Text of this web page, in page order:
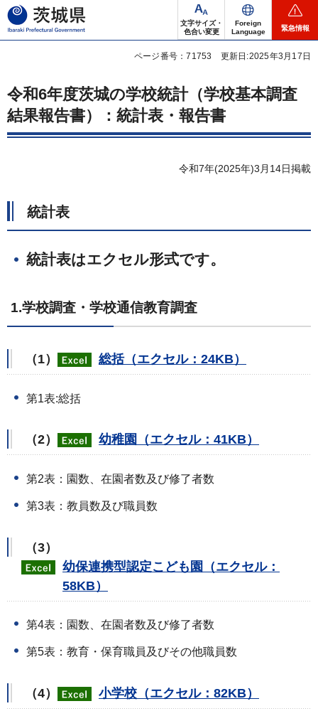
茨城県
文字サイズ・
色合い変更
Foreign
Language
緊急情報
ページ番号：71753 更新日:2025年3月17日
令和6年度茨城の学校統計（学校基本調査
結果報告書）：統計表・報告書
令和7年(2025年)3月14日掲載
統計表
統計表はエクセル形式です。
1.学校調査・学校通信教育調査
（1） 総括（エクセル：24KB）
第1表:総括
（2） 幼稚園（エクセル：41KB）
第2表：園数、在園者数及び修了者数
第3表：教員数及び職員数
（3）
幼保連携型認定こども園（エクセル：
58KB）
第4表：園数、在園者数及び修了者数
第5表：教育・保育職員及びその他職員数
（4） 小学校（エクセル：82KB）